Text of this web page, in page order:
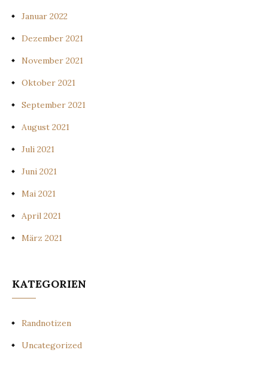
Januar 2022
Dezember 2021
November 2021
Oktober 2021
September 2021
August 2021
Juli 2021
Juni 2021
Mai 2021
April 2021
März 2021
KATEGORIEN
Randnotizen
Uncategorized